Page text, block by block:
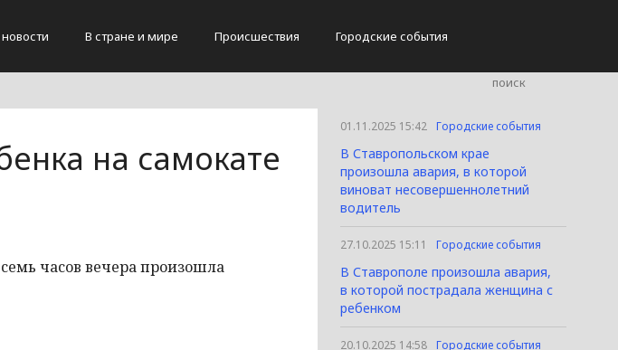
В стране и мире Происшествия Городские события
на самокате
часов вечера произошла
01.11.2025 15:42 Городские события
В Ставропольском крае
произошла авария, в которой
виноват несовершеннолетний
водитель
27.10.2025 15:11 Городские события
В Ставрополе произошла авария,
в которой пострадала женщина с
ребенком
20.10.2025 14:58 Городские события